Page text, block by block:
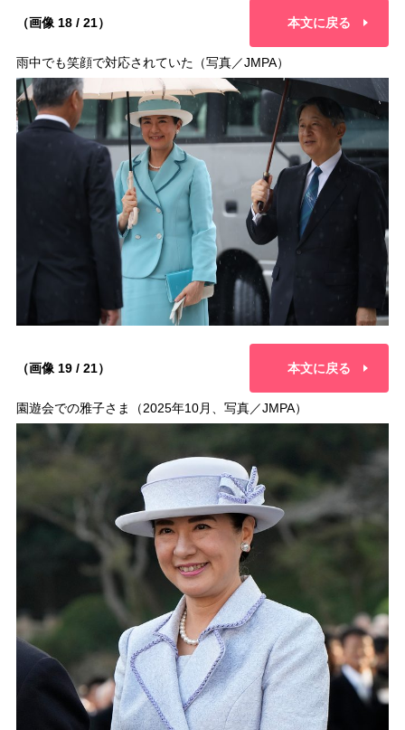
（画像 18 / 21） 本文に戻る
雨中でも笑顔で対応されていた（写真／JMPA）
（画像 19 / 21） 本文に戻る
園遊会での雅子さま（2025年10月、写真／JMPA）